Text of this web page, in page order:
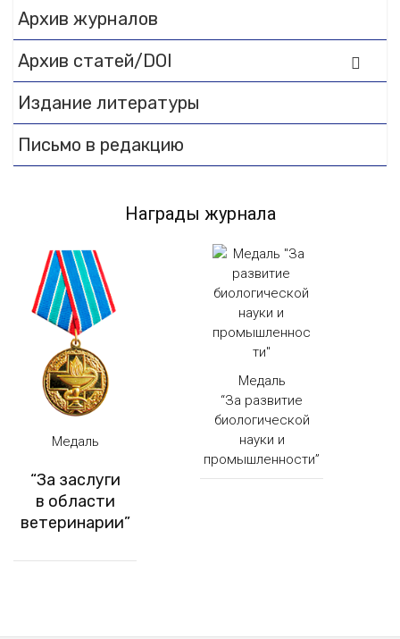
Архив журналов
Архив статей/DOI
Издание литературы
Письмо в редакцию
Награды журнала
Медаль
“За заслуги
в области
ветеринарии”
Медаль
“За развитие
биологической
науки и
промышленности”